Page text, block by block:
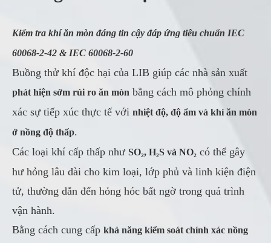
Kiểm tra khí ăn mòn đáng tin cậy đáp ứng tiêu chuẩn IEC
60068-2-42 & IEC 60068-2-60
Buồng thử khí độc hại của LIB giúp các nhà sản xuất
phát hiện sớm rủi ro ăn mòn bằng cách mô phỏng chính
xác sự tiếp xúc thực tế với nhiệt độ, độ ẩm và khí ăn mòn
ở nồng độ thấp.
Các loại khí cấp thấp như SO₂, H₂S và NO₂ có thể gây
hư hỏng lâu dài cho kim loại, lớp phủ và linh kiện điện
tử, thường dẫn đến hỏng hóc bất ngờ trong quá trình
vận hành.
Bằng cách cung cấp khả năng kiểm soát chính xác nồng